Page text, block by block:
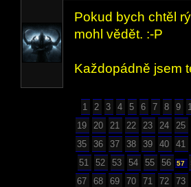
Pokud bych chtěl
mohl vědět. :-P
Každopádně jsem
1 2 3 4 5 6 7 8 9
19
20 21 22 23 24
25
35
36 37 38 39 40
41
51
52 53 54 55 56 57
67
68 69 70 71 72
73